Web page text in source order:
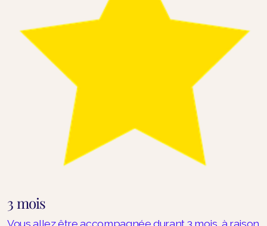
3 mois
Vous allez être accompagnée durant 3 mois, à raison